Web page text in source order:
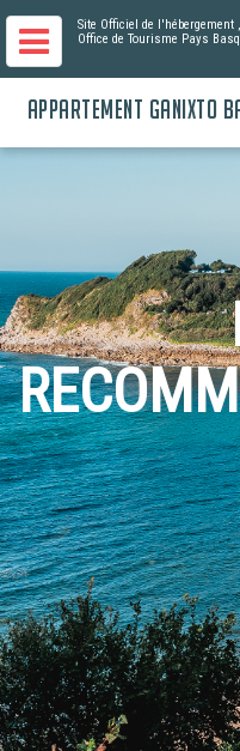
Site Officiel de l'hébergement
Office de Tourisme Pays
APPARTEMENT GANIXTO